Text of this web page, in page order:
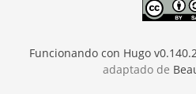
Funcionando con Hugo
adaptado de